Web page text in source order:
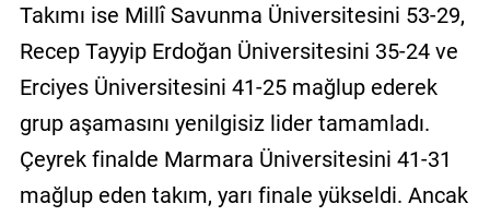
Takımı ise Millî Savunma Üniversitesini 53-29,
Recep Tayyip Erdoğan Üniversitesini 35-24 ve
Erciyes Üniversitesini 41-25 mağlup ederek
grup aşamasını yenilgisiz lider tamamladı.
Çeyrek finalde Marmara Üniversitesini 41-31
mağlup eden takım, yarı finale yükseldi. Ancak